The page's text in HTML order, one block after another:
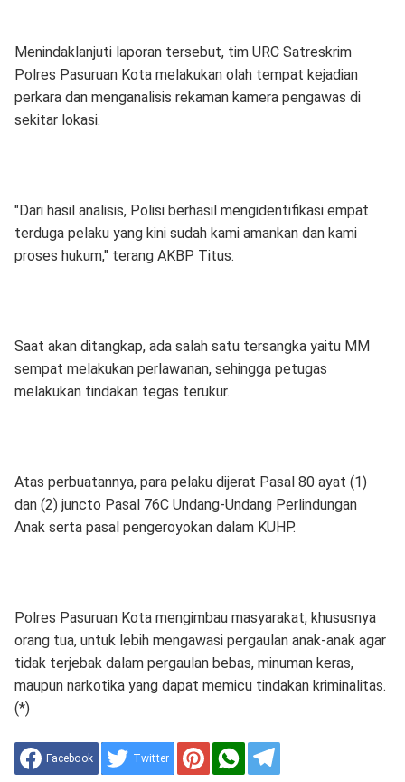
Menindaklanjuti laporan tersebut, tim URC Satreskrim
Polres Pasuruan Kota melakukan olah tempat kejadian
perkara dan menganalisis rekaman kamera pengawas di
sekitar lokasi.
"Dari hasil analisis, Polisi berhasil mengidentifikasi empat
terduga pelaku yang kini sudah kami amankan dan kami
proses hukum," terang AKBP Titus.
Saat akan ditangkap, ada salah satu tersangka yaitu MM
sempat melakukan perlawanan, sehingga petugas
melakukan tindakan tegas terukur.
Atas perbuatannya, para pelaku dijerat Pasal 80 ayat (1)
dan (2) juncto Pasal 76C Undang-Undang Perlindungan
Anak serta pasal pengeroyokan dalam KUHP.
Polres Pasuruan Kota mengimbau masyarakat, khususnya
orang tua, untuk lebih mengawasi pergaulan anak-anak agar
tidak terjebak dalam pergaulan bebas, minuman keras,
maupun narkotika yang dapat memicu tindakan kriminalitas.
(*)
Facebook Twitter